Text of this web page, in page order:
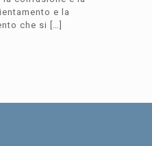
e la
che si […]